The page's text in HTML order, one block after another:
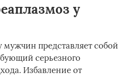
у
представляет собой
серьезного
Избавление от